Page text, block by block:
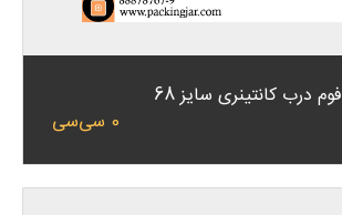
فوم درب کانتینری سایز 68
0 سی‌سی